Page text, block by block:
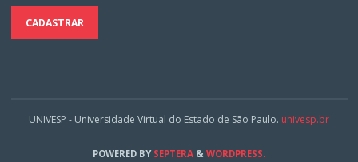
UNIVESP - Universidade Virtual do Estado de São Paulo. univesp.br
POWERED BYSEPTERA & WORDPRESS.